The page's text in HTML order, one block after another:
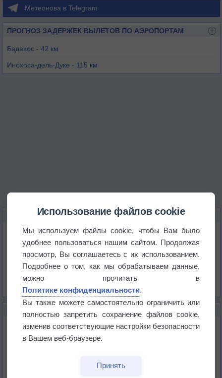
Метеонова в Telegram
ПРОГНОЗ ЗАДЕРЖЕК ВЫЛЕТОВ ПО АЭРОПОРТАМ
Бадахос - 42 км
Инохоса-дель-Дуке - 115 км
КАРТЫ ПОГОДЫ В МЕРИДЕ
Температура
Давление
Осадки
Список всех карт
Космическая погода влияет на транспорт
Использование файлов cookie
Мы используем файлы cookie, чтобы Вам было
удобнее пользоваться нашим сайтом. Продолжая
просмотр, Вы соглашаетесь с их использованием.
Подробнее о том, как мы обрабатываем данные,
можно прочитать в
Политике конфиденциальности.
Вы также можете самостоятельно ограничить или
полностью запретить сохранение файлов cookie,
изменив соответствующие настройки безопасности
в Вашем веб-браузере.
Принять